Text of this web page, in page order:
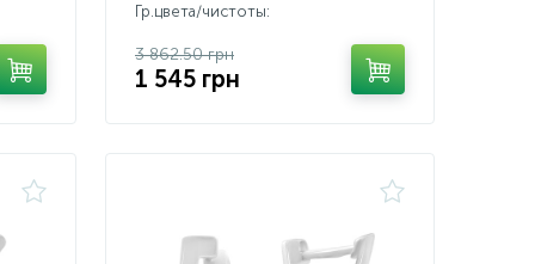
Гр.цвета/чистоты:
3 862.50 грн
1 545 грн